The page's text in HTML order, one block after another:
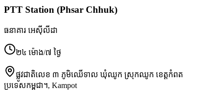
PTT Station (Phsar Chhuk)
ធនាគារ អេស៊ីលីដា
២៤ ម៉ោង/៧ ថ្ងៃ
ផ្លូវជាតិលេខ ៣ ភូមិឈើទាល ឃុំឈូក ស្រុកឈូក ខេត្តកំពត
ប្រទេសកម្ពុជា។, Kampot